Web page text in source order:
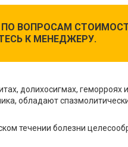
ПО ВОПРОСАМ
К МЕНЕДЖЕРУ.
долихосигмах, геморроях
обладают
течении болезни